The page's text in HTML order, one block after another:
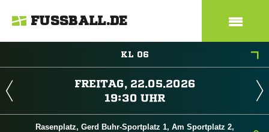
FUSSBALL.DE
KL 06
 
 
Rasenplatz, Gerd Buhr-Sportplatz 1, Am Sportplatz 2,